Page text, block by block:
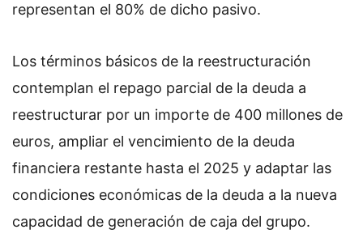
representan el 80% de dicho pasivo.
Los términos básicos de la reestructuración
contemplan el repago parcial de la deuda a
reestructurar por un importe de 400 millones de
euros, ampliar el vencimiento de la deuda
financiera restante hasta el 2025 y adaptar las
condiciones económicas de la deuda a la nueva
capacidad de generación de caja del grupo.